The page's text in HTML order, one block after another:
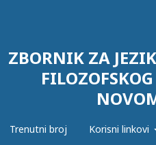
ZBORNIK ZA
Trenutni broj Korisni linkovi